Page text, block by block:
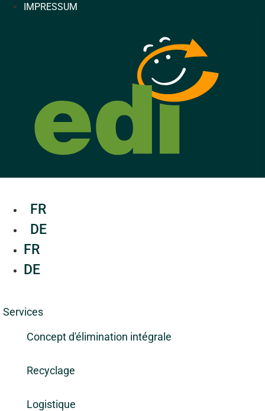
IMPRESSUM
FR
DE
FR
DE
Services
Concept d'élimination intégrale
Recyclage
Logistique